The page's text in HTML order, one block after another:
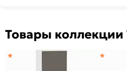
Товары коллекции